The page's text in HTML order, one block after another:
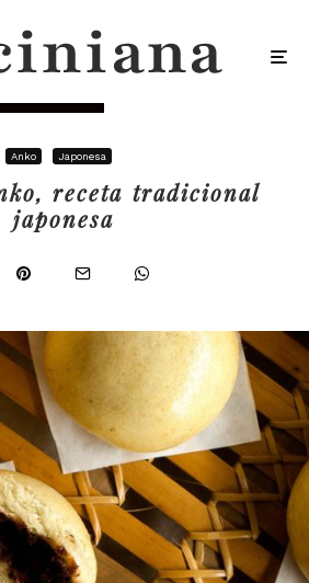
Anko Japonesa
receta tradicional
japonesa